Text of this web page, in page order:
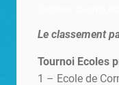
Le classement
Tournoi Ecoles
1 – Ecole de